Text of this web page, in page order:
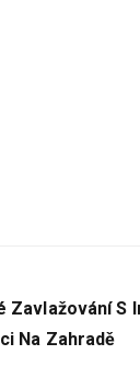
Zavlažování S
Na Zahradě